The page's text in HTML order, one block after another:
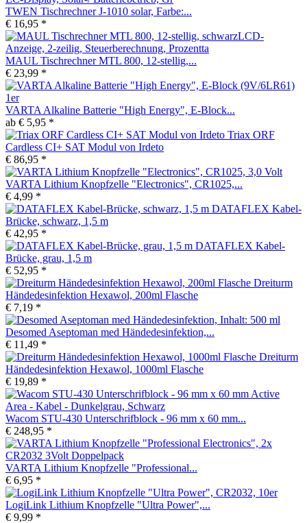
TWEN Tischrechner J-1010 solar, Farbe:...
€ 16,95 *
MAUL Tischrechner MTL 800, 12-stellig,...
€ 23,99 *
VARTA Alkaline Batterie "High Energy", E-Block...
ab € 5,95 *
Triax ORF
Cardless CI+ SAT Modul von Irdeto
€ 86,95 *
VARTA Lithium Knopfzelle "Electronics", CR1025,...
€ 4,99 *
DATAFLEX Kabel-
Brücke, schwarz, 1,5 m
€ 42,95 *
DATAFLEX Kabel-
Brücke, grau, 1,5 m
€ 52,95 *
Dreiturm
Händedesinfektion Hexawol, 200ml Flasche
€ 7,19 *
Desomed Aseptoman med Händedesinfektion,...
€ 11,49 *
Dreiturm
Händedesinfektion Hexawol, 1000ml Flasche
€ 19,89 *
Wacom STU-430 Unterschrifblock - 96 mm x 60 mm...
€ 248,95 *
VARTA Lithium Knopfzelle "Professional...
€ 6,95 *
LogiLink Lithium Knopfzelle "Ultra Power",...
€ 9,99 *